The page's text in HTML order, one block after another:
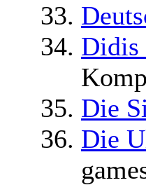
Didis
Die
Die